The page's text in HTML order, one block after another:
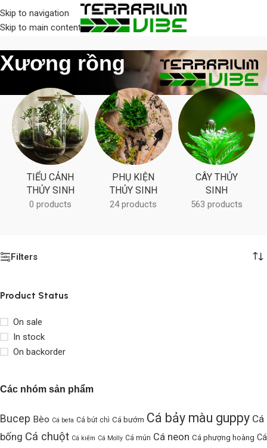
Skip to navigation
Skip to main content
Home/Products tagged “Xương rồng”
Xương rồng
TIỂU CẢNH
THỦY SINH
0 products
PHỤ KIỆN
THỦY SINH
24 products
CÂY THỦY
SINH
563 products
Filters
Product Status
On sale
In stock
On backorder
Các nhóm sản phẩm
Bucep Bèo Cá beta Cá bút chì Cá bướm Cá bảy màu guppy Cá
bống Cá chuột Cá kiếm Cá Molly Cá mún Cá neon Cá phượng hoàng Cá